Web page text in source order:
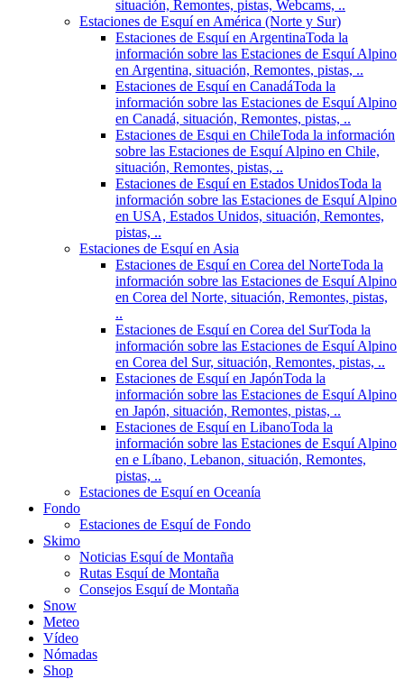
situación, Remontes, pistas, Webcams, ..
Estaciones de Esquí en América (Norte y Sur)
Estaciones de Esquí en ArgentinaToda la
información sobre las Estaciones de Esquí Alpino
en Argentina, situación, Remontes, pistas, ..
Estaciones de Esquí en CanadáToda la
información sobre las Estaciones de Esquí Alpino
en Canadá, situación, Remontes, pistas, ..
Estaciones de Esqui en ChileToda la información
sobre las Estaciones de Esquí Alpino en Chile,
situación, Remontes, pistas, ..
Estaciones de Esquí en Estados UnidosToda la
información sobre las Estaciones de Esquí Alpino
en USA, Estados Unidos, situación, Remontes,
pistas, ..
Estaciones de Esquí en Asia
Estaciones de Esquí en Corea del NorteToda la
información sobre las Estaciones de Esquí Alpino
en Corea del Norte, situación, Remontes, pistas,
..
Estaciones de Esquí en Corea del SurToda la
información sobre las Estaciones de Esquí Alpino
en Corea del Sur, situación, Remontes, pistas, ..
Estaciones de Esquí en JapónToda la
información sobre las Estaciones de Esquí Alpino
en Japón, situación, Remontes, pistas, ..
Estaciones de Esquí en LibanoToda la
información sobre las Estaciones de Esquí Alpino
en e Líbano, Lebanon, situación, Remontes,
pistas, ..
Estaciones de Esquí en Oceanía
Fondo
Estaciones de Esquí de Fondo
Skimo
Noticias Esquí de Montaña
Rutas Esquí de Montaña
Consejos Esquí de Montaña
Snow
Meteo
Vídeo
Nómadas
Shop